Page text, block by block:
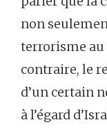
non
terrorisme au
contraire, le
d’un certain
à l’égard